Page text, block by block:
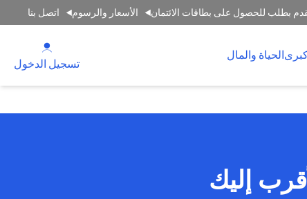
بطلب للحصول على بطاقات الائتمان الأسعار والرسوم اتصل بنا
الحياة والمال
تسجيل الدخول
إليك